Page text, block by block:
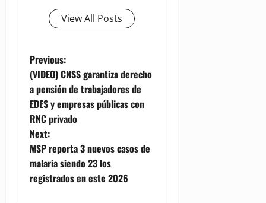
View All Posts
P
o
s
t
n
a
Previous:
(VIDEO) CNSS garantiza derecho
a pensión de trabajadores de
EDES y empresas públicas con
RNC privado
Next:
MSP reporta 3 nuevos casos de
malaria siendo 23 los
registrados en este 2026